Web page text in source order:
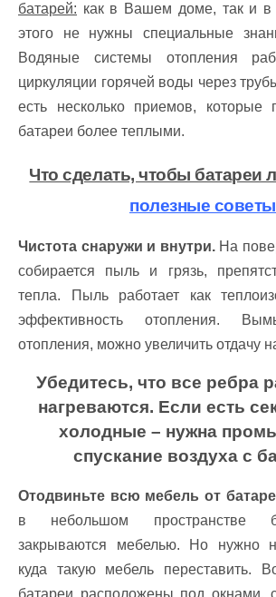
батарей: как в Вашем доме, так и в
этого не нужны специальные
Водяные системы отопления
циркуляции горячей воды через
есть несколько приемов, которые
батареи более теплыми.
Что сделать, чтобы батареи
полезные советы
Чистота снаружи и внутри. На
собирается пыль и грязь,
тепла. Пыль работает как
эффективность отопления.
отопления, можно увеличить отдачу
Убедитесь, что все ребра
нагреваются. Если есть
холодные – нужна
спускание воздуха с
Отодвиньте всю мебель от
в небольшом пространстве
закрываются мебелью. Но нужно
куда такую ​​мебель переставить.
батареи расположены под окнами,